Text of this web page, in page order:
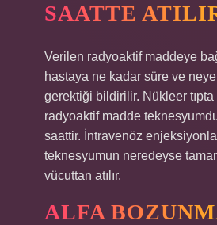
SAATTE
Verilen radyoaktif maddeye
hastaya ne kadar süre ve
gerektiği bildirilir. Nükleer tıpta
radyoaktif madde
saattir. İntravenöz
teknesyumun neredeyse
vücuttan atılır.
ALFA